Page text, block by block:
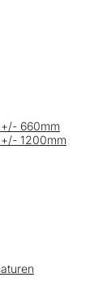
660mm
1200mm